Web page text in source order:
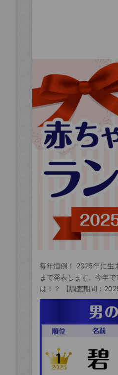
毎年恒例！ 2025年に生
まで発表します。今年
は！？ 【調査期間：